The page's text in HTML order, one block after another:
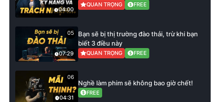
04:00
QUAN TRỌNG FREE
05
07:29
Bạn sẽ bị thị trường đào thải, trừ khi bạn
biết 3 điều này
QUAN TRỌNG FREE
06
04:31
Nghề làm phim sẽ không bao giờ chết!
FREE